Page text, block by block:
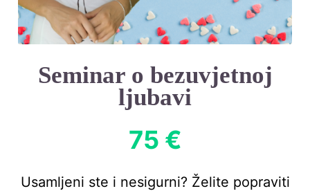
Seminar o bezuvjetnoj
ljubavi
75 €
Usamljeni ste i nesigurni? Želite popraviti